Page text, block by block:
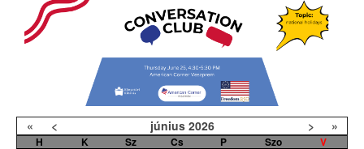
« < június 2026 > »
H K Sz Cs P Szo V